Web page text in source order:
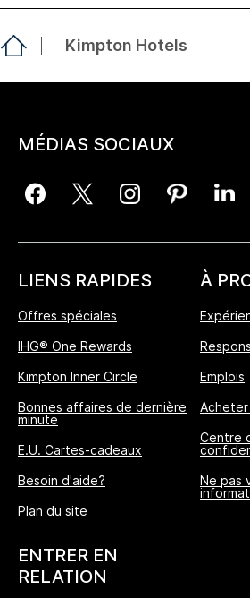
Kimpton Hotels
MÉDIAS SOCIAUX
LIENS RAPIDES
Offres spéciales
IHG® One Rewards
Kimpton Inner Circle
Bonnes affaires de dernière
minute
E.U. Cartes-cadeaux
Besoin d'aide?
Plan du site
À
Emplois
Centre
Ne pas
ENTRER EN
RELATION
L'Avantage Réservation
MEILLEUR TARIF GARANTI
Nous vous promettons le prix